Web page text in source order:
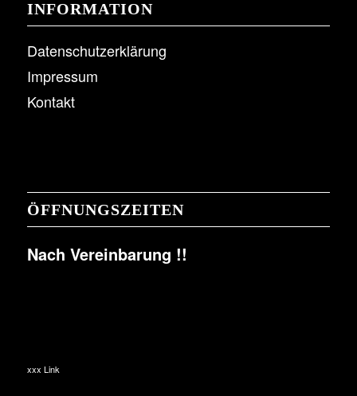
INFORMATION
Datenschutzerklärung
Impressum
Kontakt
ÖFFNUNGSZEITEN
Nach Vereinbarung !!
xxx Link